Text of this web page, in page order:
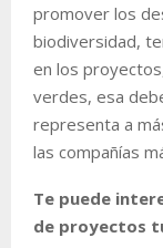
promover los
biodiversidad,
en los
verdes, esa
representa a
las compañías
Te puede
de proyectos